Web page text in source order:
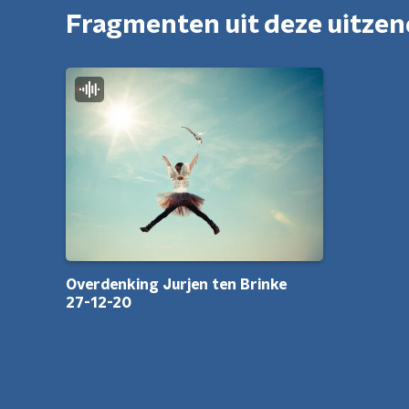
Fragmenten uit deze
Overdenking Jurjen ten Brinke
27-12-20